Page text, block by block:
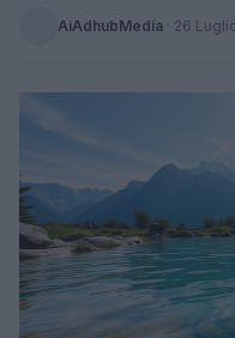
AiAdhubMedia · 26